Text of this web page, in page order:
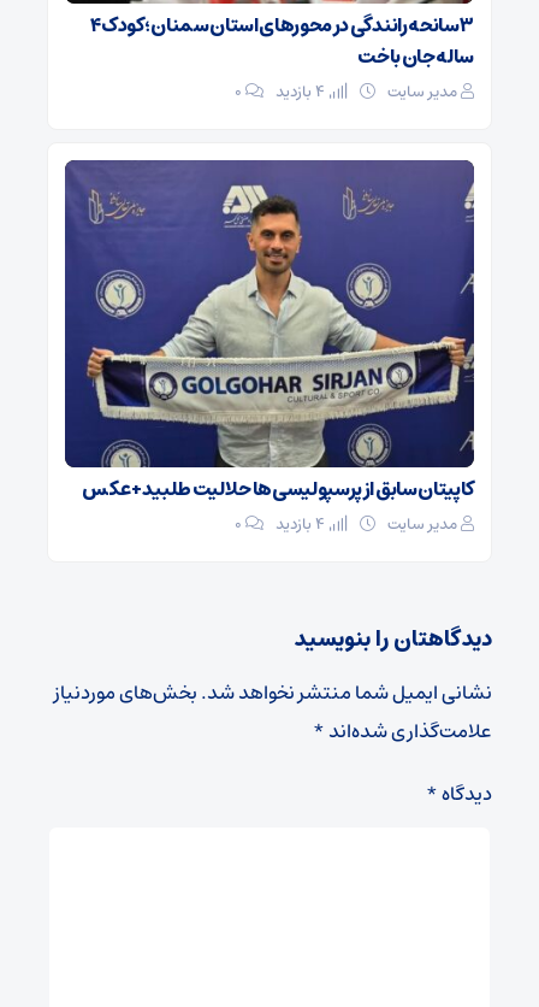
۳ سانحه رانندگی در محورهای استان سمنان؛ کودک ۴
ساله جان باخت
مدیر سایت ۰
کاپیتان سابق از پرسپولیسی‌ها حلالیت طلبید + عکس
مدیر سایت ۰
دیدگاهتان را بنویسید
نشانی ایمیل شما منتشر نخواهد شد.بخش‌های موردنیاز
علامت‌گذاری شده‌اند*
دیدگاه*